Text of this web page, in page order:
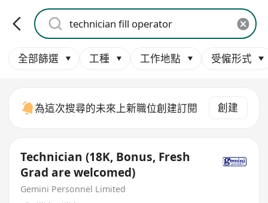
全部篩選 工種 工作地點 受僱形式
為這次搜尋的未來上新職位創建訂閱 創建
Technician (18K, Bonus, Fresh
Grad are welcomed)
Gemini Personnel Limited